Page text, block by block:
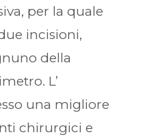
per la quale
incisioni,
della
L’
una migliore
chirurgici e